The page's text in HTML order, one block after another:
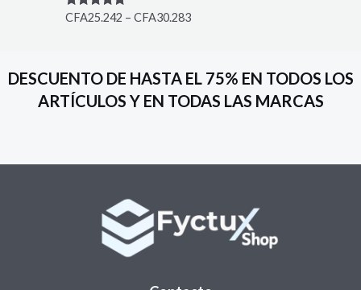
Rated5.00
CFA25.242 – CFA30.283
DESCUENTO DE HASTA EL 75% EN TODOS LOS
ARTÍCULOS Y EN TODAS LAS MARCAS